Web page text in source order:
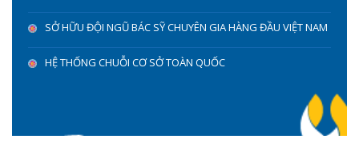
SỞ HỮU ĐỘI NGŨ BÁC SỸ CHUYÊN GIA HÀNG ĐẦU VIỆT NAM
HỆ THỐNG CHUỖI CƠ SỞ TOÀN QUỐC